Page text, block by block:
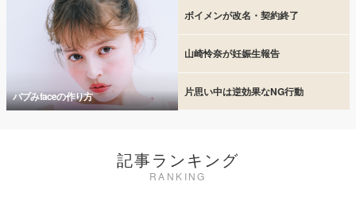
バブみfaceの作り方
ボイメンが改名・契約終了
山崎怜奈が妊娠生報告
片思い中は逆効果なNG行動
記事ランキング
RANKING